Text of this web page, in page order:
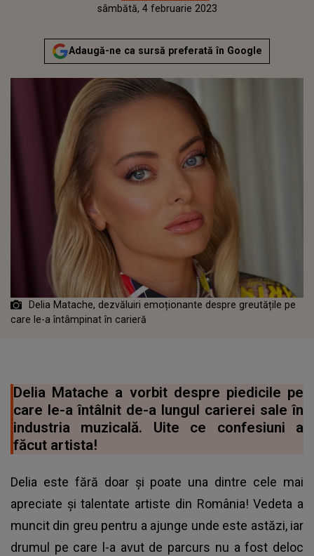
vineri, 4 februarie 2022Actualizat:
sâmbătă, 4 februarie 2023
Adaugă-ne ca sursă preferată în Google
Delia Matache, dezvăluiri emoționante despre greutățile pe
care le-a întâmpinat în carieră
Delia Matache a vorbit despre piedicile pe
care le-a întâlnit de-a lungul carierei sale în
industria muzicală. Uite ce confesiuni a
făcut artista!
Delia este fără doar şi poate una dintre cele mai
apreciate și talentate artiste din România! Vedeta a
muncit din greu pentru a ajunge unde este astăzi, iar
drumul pe care l-a avut de parcurs nu a fost deloc